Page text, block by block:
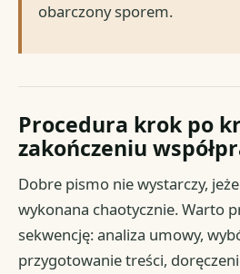
obarczony sporem.
Procedura krok po
zakończeniu
Dobre pismo nie wystarczy,
wykonana chaotycznie. Warto
sekwencję: analiza umowy,
przygotowanie treści,